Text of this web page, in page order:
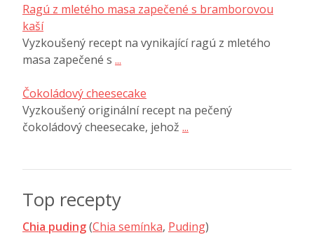
Ragú z mletého masa zapečené s bramborovou
kaší
Vyzkoušený recept na vynikající ragú z mletého
masa zapečené s ...
Čokoládový cheesecake
Vyzkoušený originální recept na pečený
čokoládový cheesecake, jehož ...
Top recepty
Chia puding(Chia semínka, Puding)